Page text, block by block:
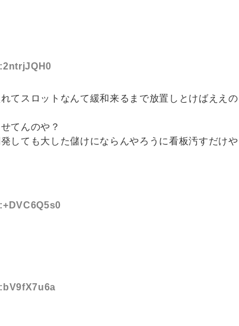
てスロットなんて緩和来るまで放置しとけばええの
てんのや？
しても大した儲けにならんやろうに看板汚すだけや